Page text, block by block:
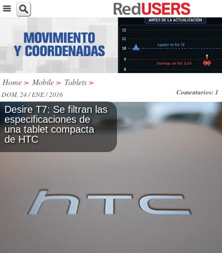
Home > Mobile > Tablets >
Comentarios: 1
DOM, 24 / ENE / 2016
Desire T7: Se filtran las
especificaciones de
una tablet compacta
de HTC